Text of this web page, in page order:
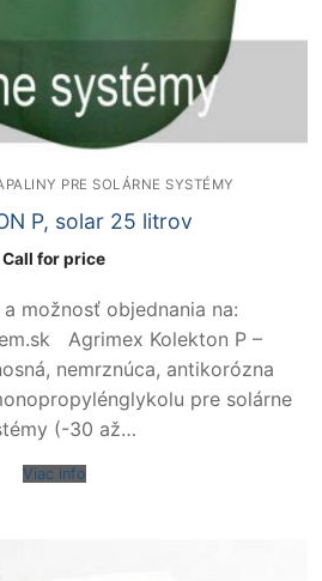
PRE SOLÁRNE SYSTÉMY
P, solar 25 litrov
Call for price
možnosť objednania na:
Agrimex Kolekton P –
nemrznúca, antikorózna
pre solárne
(-30 až…
Viac info